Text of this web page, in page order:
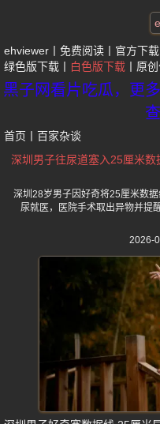
ehviewer 免费阅读 官方下载
绿色版下载
白色版下载 原
黑子网看片吃瓜，更
首页 百家杂谈
深圳男子往尿道塞入25厘米
深圳28岁男子因好奇将25厘米数
尿就医，医院手术取出异物并提
2026-